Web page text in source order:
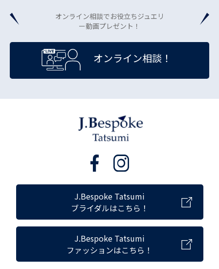
オンライン相談でお役立ちジュエリ
ー動画プレゼント！
オンライン相談！
J.Bespoke Tatsumi
ブライダルはこちら！
J.Bespoke Tatsumi
ファッションはこちら！